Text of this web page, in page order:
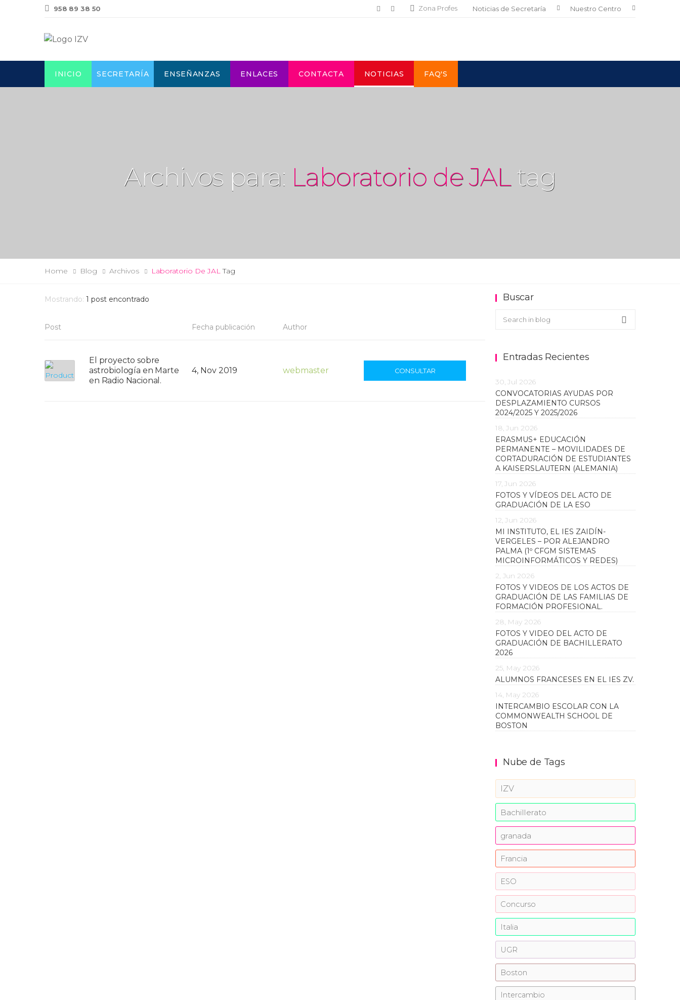
958 89 38 50 Zona Profes Noticias de Secretaría Nuestro Centro
INICIO SECRETARÍA ENSEÑANZAS ENLACES CONTACTA NOTICIAS FAQ'S
Archivos para: Laboratorio de JALtag
Home Blog Archivos Laboratorio De JALTag
Mostrando: 1 post encontrado
Post Fecha publicación Author
El proyecto sobre
astrobiología en Marte
en Radio Nacional.
4, Nov 2019 webmaster CONSULTAR
Buscar
Buscar en el blog
Search
Entradas Recientes
30, Jul 2026
CONVOCATORIAS AYUDAS POR
DESPLAZAMIENTO CURSOS
2024/2025 Y 2025/2026
18, Jun 2026
ERASMUS+ EDUCACIÓN
PERMANENTE – MOVILIDADES DE
CORTADURACIÓN DE ESTUDIANTES
A KAISERSLAUTERN (ALEMANIA)
17, Jun 2026
FOTOS Y VÍDEOS DEL ACTO DE
GRADUACIÓN DE LA ESO
12, Jun 2026
MI INSTITUTO, EL IES ZAIDÍN-
VERGELES – POR ALEJANDRO
PALMA (1º CFGM SISTEMAS
MICROINFORMÁTICOS Y REDES)
2, Jun 2026
FOTOS Y VIDEOS DE LOS ACTOS DE
GRADUACIÓN DE LAS FAMILIAS DE
FORMACIÓN PROFESIONAL.
28, May 2026
FOTOS Y VIDEO DEL ACTO DE
GRADUACIÓN DE BACHILLERATO
2026
25, May 2026
ALUMNOS FRANCESES EN EL IES ZV.
14, May 2026
INTERCAMBIO ESCOLAR CON LA
COMMONWEALTH SCHOOL DE
BOSTON
Nube de Tags
IZV
Bachillerato
granada
Francia
ESO
Concurso
Italia
UGR
Boston
Intercambio